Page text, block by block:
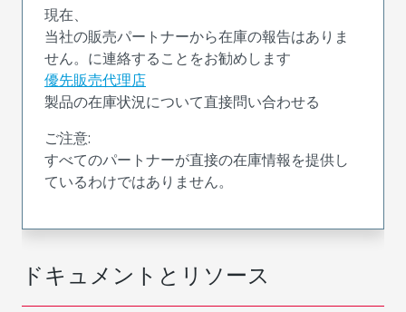
ドキュメントとリソース
現在、
当社の販売パートナーから在庫の報告はありま
せん。に連絡することをお勧めします
優先販売代理店
製品の在庫状況について直接問い合わせる
ご注意:
すべてのパートナーが直接の在庫情報を提供し
ているわけではありません。